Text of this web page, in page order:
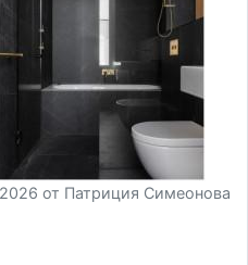
от Патриция Симеонова